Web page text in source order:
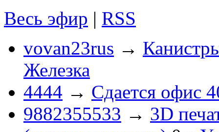
Весь эфир | RSS
vovan23rus →
Железка
4444 → Сдается офис
9882355533 → 3D